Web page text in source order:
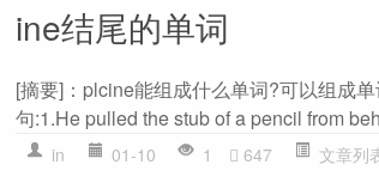
ine结尾的单词
[摘要]：plcine能组成什么单词?可以组成
句:1.He pulled the stub of a pencil from
in 01-10 1 647 文章列